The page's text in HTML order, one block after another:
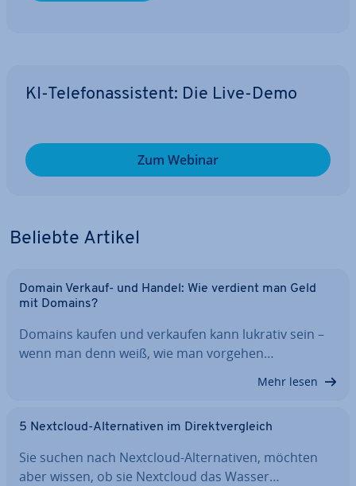
KI-Te­le­fon­as­sis­tent: Die Live-Demo
Zum Webinar
Beliebte Artikel
Domain Verkauf- und Handel: Wie verdient man Geld
mit Domains?
Domains kaufen und verkaufen kann lukrativ sein –
wenn man denn weiß, wie man vorgehen…
Mehr lesen
5 Nextcloud-Al­ter­na­ti­ven im Di­rekt­ver­gleich
Sie suchen nach Nextcloud-Al­ter­na­ti­ven, möchten
aber wissen, ob sie Nextcloud das Wasser…